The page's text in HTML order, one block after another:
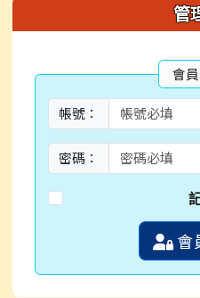
管
會
帳號：
密碼：
會